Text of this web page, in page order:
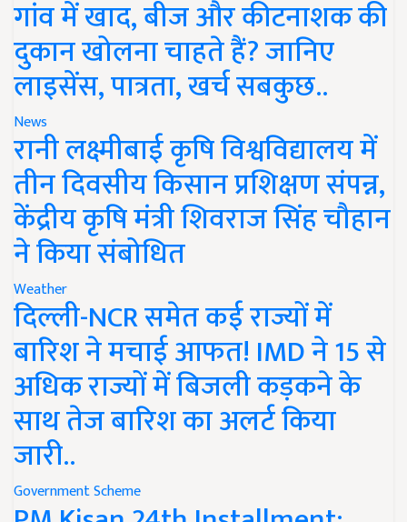
गांव में खाद, बीज और कीटनाशक की
दुकान खोलना चाहते हैं? जानिए
लाइसेंस, पात्रता, खर्च सबकुछ..
News
रानी लक्ष्मीबाई कृषि विश्वविद्यालय में
तीन दिवसीय किसान प्रशिक्षण संपन्न,
केंद्रीय कृषि मंत्री शिवराज सिंह चौहान
ने किया संबोधित
Weather
दिल्ली-NCR समेत कई राज्यों में
बारिश ने मचाई आफत! IMD ने 15 से
अधिक राज्यों में बिजली कड़कने के
साथ तेज बारिश का अलर्ट किया
जारी..
Government Scheme